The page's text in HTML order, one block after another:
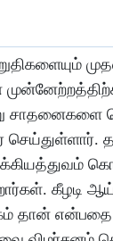
சாதனைகளை
கீழடி
தான்